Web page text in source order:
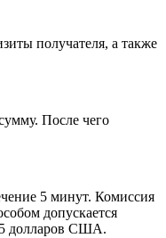
получателя, а также
После чего
5 минут. Комиссия
допускается
долларов США.